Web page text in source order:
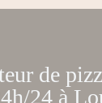
de
24 à